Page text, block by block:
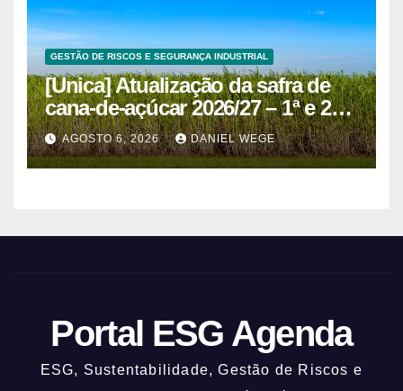
GESTÃO DE RISCOS E SEGURANÇA INDUSTRIAL
[Unica] Atualização da safra de
cana-de-açúcar 2026/27 – 1ª e 2ª
quinzenas de junho
AGOSTO 6, 2026 DANIEL WEGE
Portal ESG Agenda
ESG, Sustentabilidade, Gestão de Riscos e